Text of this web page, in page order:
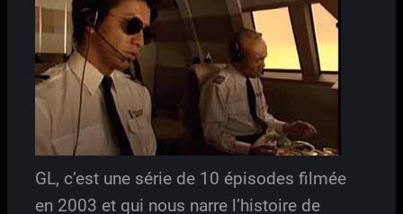
GL, c’est une série de 10 épisodes filmée
en 2003 et qui nous narre l’histoire de